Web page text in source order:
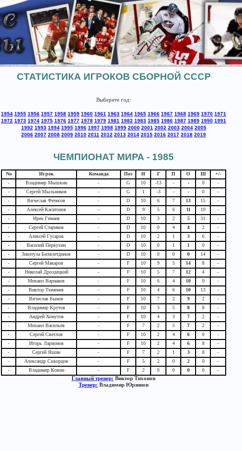
СТАТИСТИКА ИГРОКОВ СБОРНОЙ СССР
Выберите год:
1954 1955 1956 1957 1958 1959 1960 1961 1963 1964 1965 1966 1967 1968 1969 1970 1971
1972 1973 1974 1975 1976 1977 1978 1979 1981 1982 1983 1985 1986 1987 1989 1990 1991
1992 1993 1994 1995 1996 1997 1998 1999 2000 2001 2002 2003 2004 2005
2006 2007 2008 2009 2010 2011 2012 2013 2014 2015 2016 2017 2018 2019
ЧЕМПИОНАТ МИРА - 1985
No Игрок Команда Поз И Г П О Ш
+/-
-
Владимир Мышкин - G 10 -13 - - 0
-
-
Сергей Мыльников - G 1 -3 - - 0
-
-
Вячеслав Фетисов - D 10 6 7 13 15
-
-
Алексей Касатонов - D 9 5 6 11 19
-
-
Ирек Гимаев - D 10 3 2 5 31
-
-
Сергей Стариков - D 10 0 4 4 2
-
-
Алексей Гусаров - D 10 2 1 3 6
-
-
Василий Первухин - D 10 0 1 1 0
-
-
Зинэтула Билялетдинов - D 10 0 0 0 14
-
-
Сергей Макаров - F 10 9 5 14 8
-
-
Николай Дроздецкий - F 10 5 7 12 4
-
-
Михаил Варнаков - F 10 6 4 10 0
-
-
Виктор Тюменев - F 10 4 6 10 13
-
-
Вячеслав Быков - F 10 7 2 9 2
-
-
Владимир Крутов - F 10 3 5 8 8
-
-
Андрей Хомутов - F 10 4 3 7 2
-
-
Михаил Васильев - F 7 2 5 7 2
-
-
Сергей Светлов - F 10 2 4 6 0
-
-
Игорь Ларионов - F 10 2 4 6 8
-
-
Сергей Яшин - F 7 2 1 3 8
-
-
Александр Скворцов - F 5 2 0 2 0
-
-
Владимир Ковин - F 2 0 0 0 0
-
Главный тренер: Виктор Тихонов
Тренер: Владимир Юрзинов